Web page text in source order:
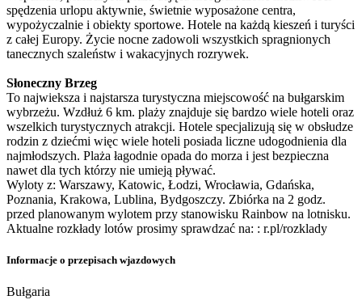
spędzenia urlopu aktywnie, świetnie wyposażone centra,
wypożyczalnie i obiekty sportowe. Hotele na każdą kieszeń i turyści
z całej Europy. Życie nocne zadowoli wszystkich spragnionych
tanecznych szaleństw i wakacyjnych rozrywek.
Słoneczny Brzeg
To najwieksza i najstarsza turystyczna miejscowość na bułgarskim
wybrzeżu. Wzdłuż 6 km. plaży znajduje się bardzo wiele hoteli oraz
wszelkich turystycznych atrakcji. Hotele specjalizują się w obsłudze
rodzin z dziećmi więc wiele hoteli posiada liczne udogodnienia dla
najmłodszych. Plaża łagodnie opada do morza i jest bezpieczna
nawet dla tych którzy nie umieją pływać.
Wyloty z: Warszawy, Katowic, Łodzi, Wrocławia, Gdańska,
Poznania, Krakowa, Lublina, Bydgoszczy. Zbiórka na 2 godz.
przed planowanym wylotem przy stanowisku Rainbow na lotnisku.
Aktualne rozkłady lotów prosimy sprawdzać na: : r.pl/rozklady
Informacje o przepisach wjazdowych
Bułgaria